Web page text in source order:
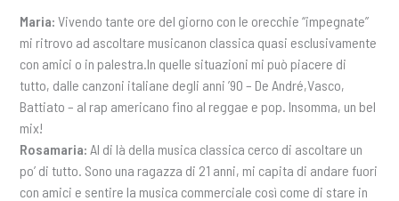
Maria:Vivendo tante ore del giorno con le orecchie “impegnate”
mi ritrovo ad ascoltare musicanon classica quasi esclusivamente
con amici o in palestra.In quelle situazioni mi può piacere di
tutto, dalle canzoni italiane degli anni ’90 – De André,Vasco,
Battiato – al rap americano fino al reggae e pop. Insomma, un bel
mix!
Rosamaria: Al di là della musica classica cerco di ascoltare un
po’ di tutto. Sono una ragazza di 21 anni, mi capita di andare fuori
con amici e sentire la musica commerciale così come di stare in